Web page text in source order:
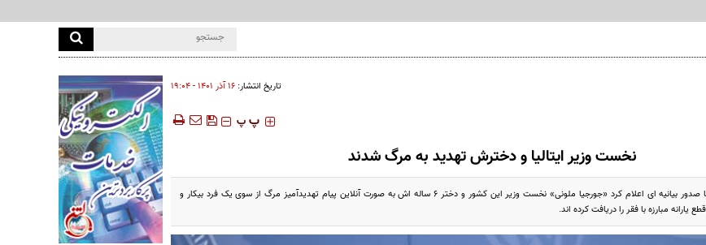
خود عمل کنید
تاریخ انتشار: ۱۶ آذر ۱۴۰۱ - ۱۹:۰۴
‍‍‍ پ پ
نخست وزیر ایتالیا و دخترش تهدید به مرگ شدند
پلیس ایتالیا روز چهارشنبه با صدور بیانیه ای اعلام کرد «جورجیا ملونی» نخست وزیر این کشور و دختر ۶ ساله اش به صورت آنلاین پیام تهدیدآمیز مرگ از سوی یک فرد بیکار و
مبارزه با فقر را دریافت کرده اند.